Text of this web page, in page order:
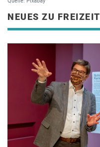
NEUES ZU FREIZEIT